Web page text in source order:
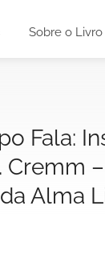
Sobre o
Fala:
Alma